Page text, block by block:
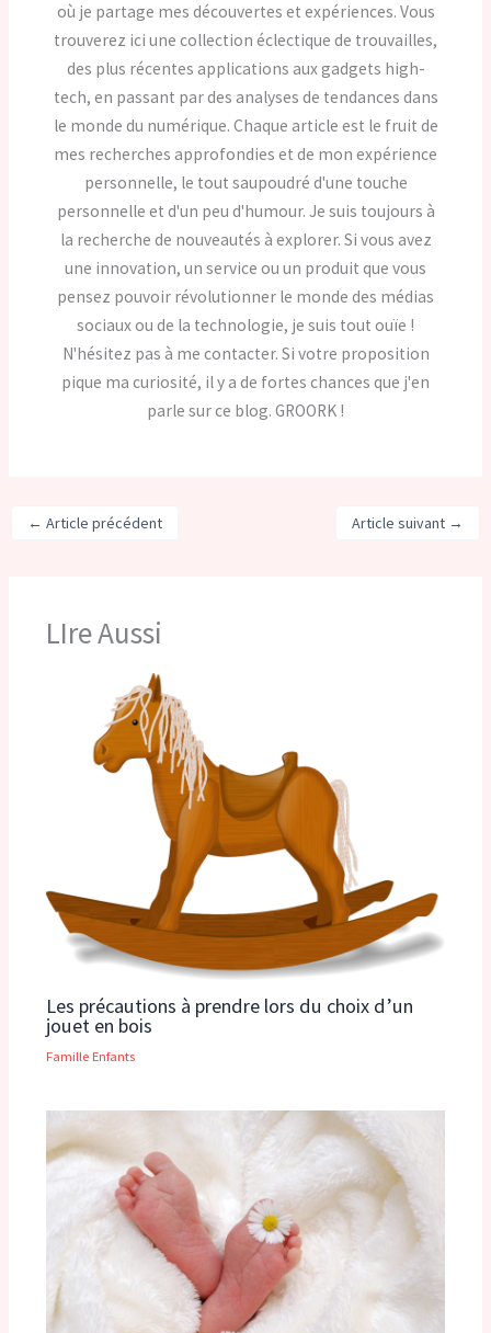
où je partage mes découvertes et expériences. Vous
trouverez ici une collection éclectique de trouvailles,
des plus récentes applications aux gadgets high-
tech, en passant par des analyses de tendances dans
le monde du numérique. Chaque article est le fruit de
mes recherches approfondies et de mon expérience
personnelle, le tout saupoudré d'une touche
personnelle et d'un peu d'humour. Je suis toujours à
la recherche de nouveautés à explorer. Si vous avez
une innovation, un service ou un produit que vous
pensez pouvoir révolutionner le monde des médias
sociaux ou de la technologie, je suis tout ouïe !
N'hésitez pas à me contacter. Si votre proposition
pique ma curiosité, il y a de fortes chances que j'en
parle sur ce blog. GROORK !
← Article précédent Article suivant →
LIre Aussi
Les précautions à prendre lors du choix d’un
jouet en bois
Famille Enfants